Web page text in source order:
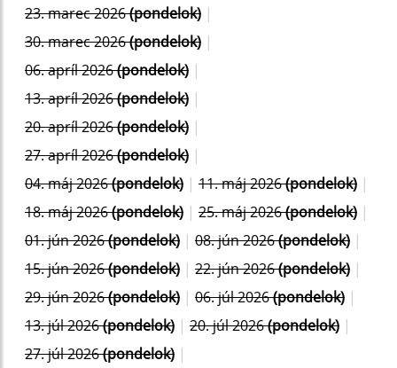
23. marec 2026(pondelok) |
30. marec 2026(pondelok) |
06. apríl 2026(pondelok) |
13. apríl 2026(pondelok) |
20. apríl 2026(pondelok) |
27. apríl 2026(pondelok) |
04. máj 2026(pondelok) | 11. máj 2026(pondelok) |
18. máj 2026(pondelok) | 25. máj 2026(pondelok) |
01. jún 2026(pondelok) | 08. jún 2026(pondelok) |
15. jún 2026(pondelok) | 22. jún 2026(pondelok) |
29. jún 2026(pondelok) | 06. júl 2026(pondelok) |
13. júl 2026(pondelok) | 20. júl 2026(pondelok) |
27. júl 2026(pondelok) |